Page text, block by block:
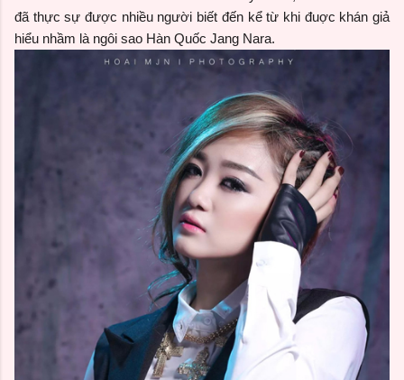
đã thực sự được nhiều người biết đến kể từ khi đuợc khán giả
hiểu nhầm là ngôi sao Hàn Quốc Jang Nara.